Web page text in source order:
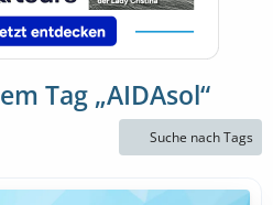
Tag „AIDAsol“
Suche nach Tags